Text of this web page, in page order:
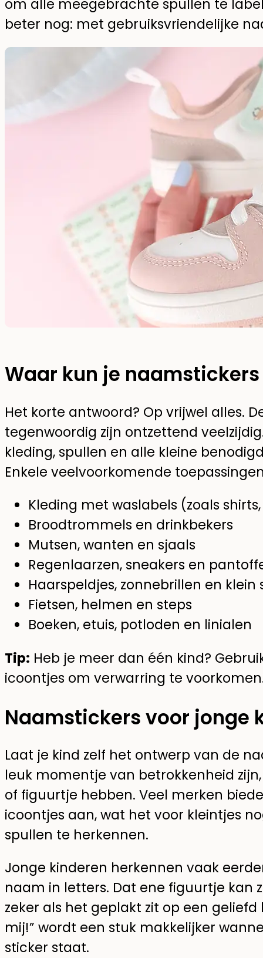
om alle meegebrachte spullen te
beter nog: met gebruiksvriendelijke
Waar kun je
Het korte antwoord? Op vrijwel alles.
tegenwoordig zijn ontzettend
kleding, spullen en alle kleine
Enkele veelvoorkomende
Kleding met waslabels (zoals
Broodtrommels en drinkbekers
Mutsen, wanten en sjaals
Regenlaarzen, sneakers en
Haarspeldjes, zonnebrillen en klein
Fietsen, helmen en steps
Boeken, etuis, potloden en linialen
Tip: Heb je meer dan één kind?
icoontjes om verwarring te
Naamstickers voor jonge
Laat je kind zelf het ontwerp van de
leuk momentje van betrokkenheid
of figuurtje hebben. Veel merken
icoontjes aan, wat het voor kleintjes
spullen te herkennen.
Jonge kinderen herkennen vaak
naam in letters. Dat ene figuurtje kan
zeker als het geplakt zit op een
mij!” wordt een stuk makkelijker
sticker staat.